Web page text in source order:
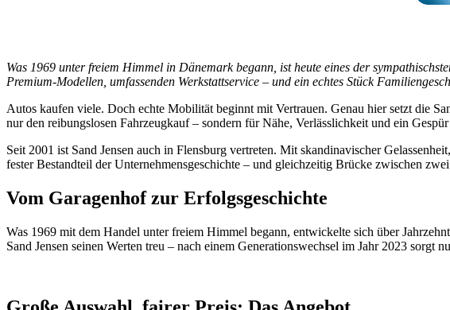
Was 1969 unter freiem Himmel in Dänemark begann, ist heute eines der
Premium-Modellen, umfassenden Werkstattservice – und ein echtes Stück
Autos kaufen viele. Doch echte Mobilität beginnt mit Vertrauen. Genau hier setzt die
nur den reibungslosen Fahrzeugkauf – sondern für Nähe, Verlässlichkeit und ein
Seit 2001 ist Sand Jensen auch in Flensburg vertreten. Mit skandinavischer
fester Bestandteil der Unternehmensgeschichte – und gleichzeitig Brücke zwischen
Vom Garagenhof zur Erfolgsgeschichte
Was 1969 mit dem Handel unter freiem Himmel begann, entwickelte sich über
Sand Jensen seinen Werten treu – nach einem Generationswechsel im Jahr 2023